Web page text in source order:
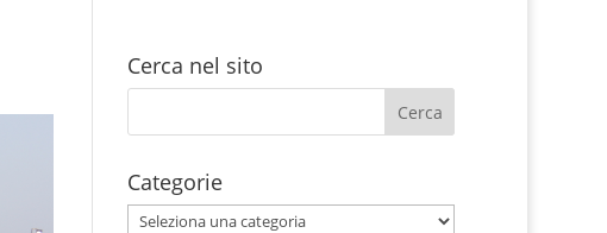
Cerca nel sito
Categorie
Categorie